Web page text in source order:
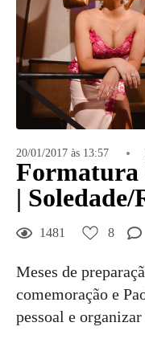
20/01/2017 às 13:57
Formatura
| Soledade/
1481 8
Meses de
comemoração e
pessoal e